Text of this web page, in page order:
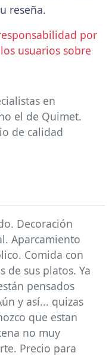
reseña.
por
usuarios sobre
en
el de Quimet.
de calidad
Decoración
Aparcamiento
Comida con
de sus platos. Ya
pensados
y así... quizas
que estan
no muy
Precio para